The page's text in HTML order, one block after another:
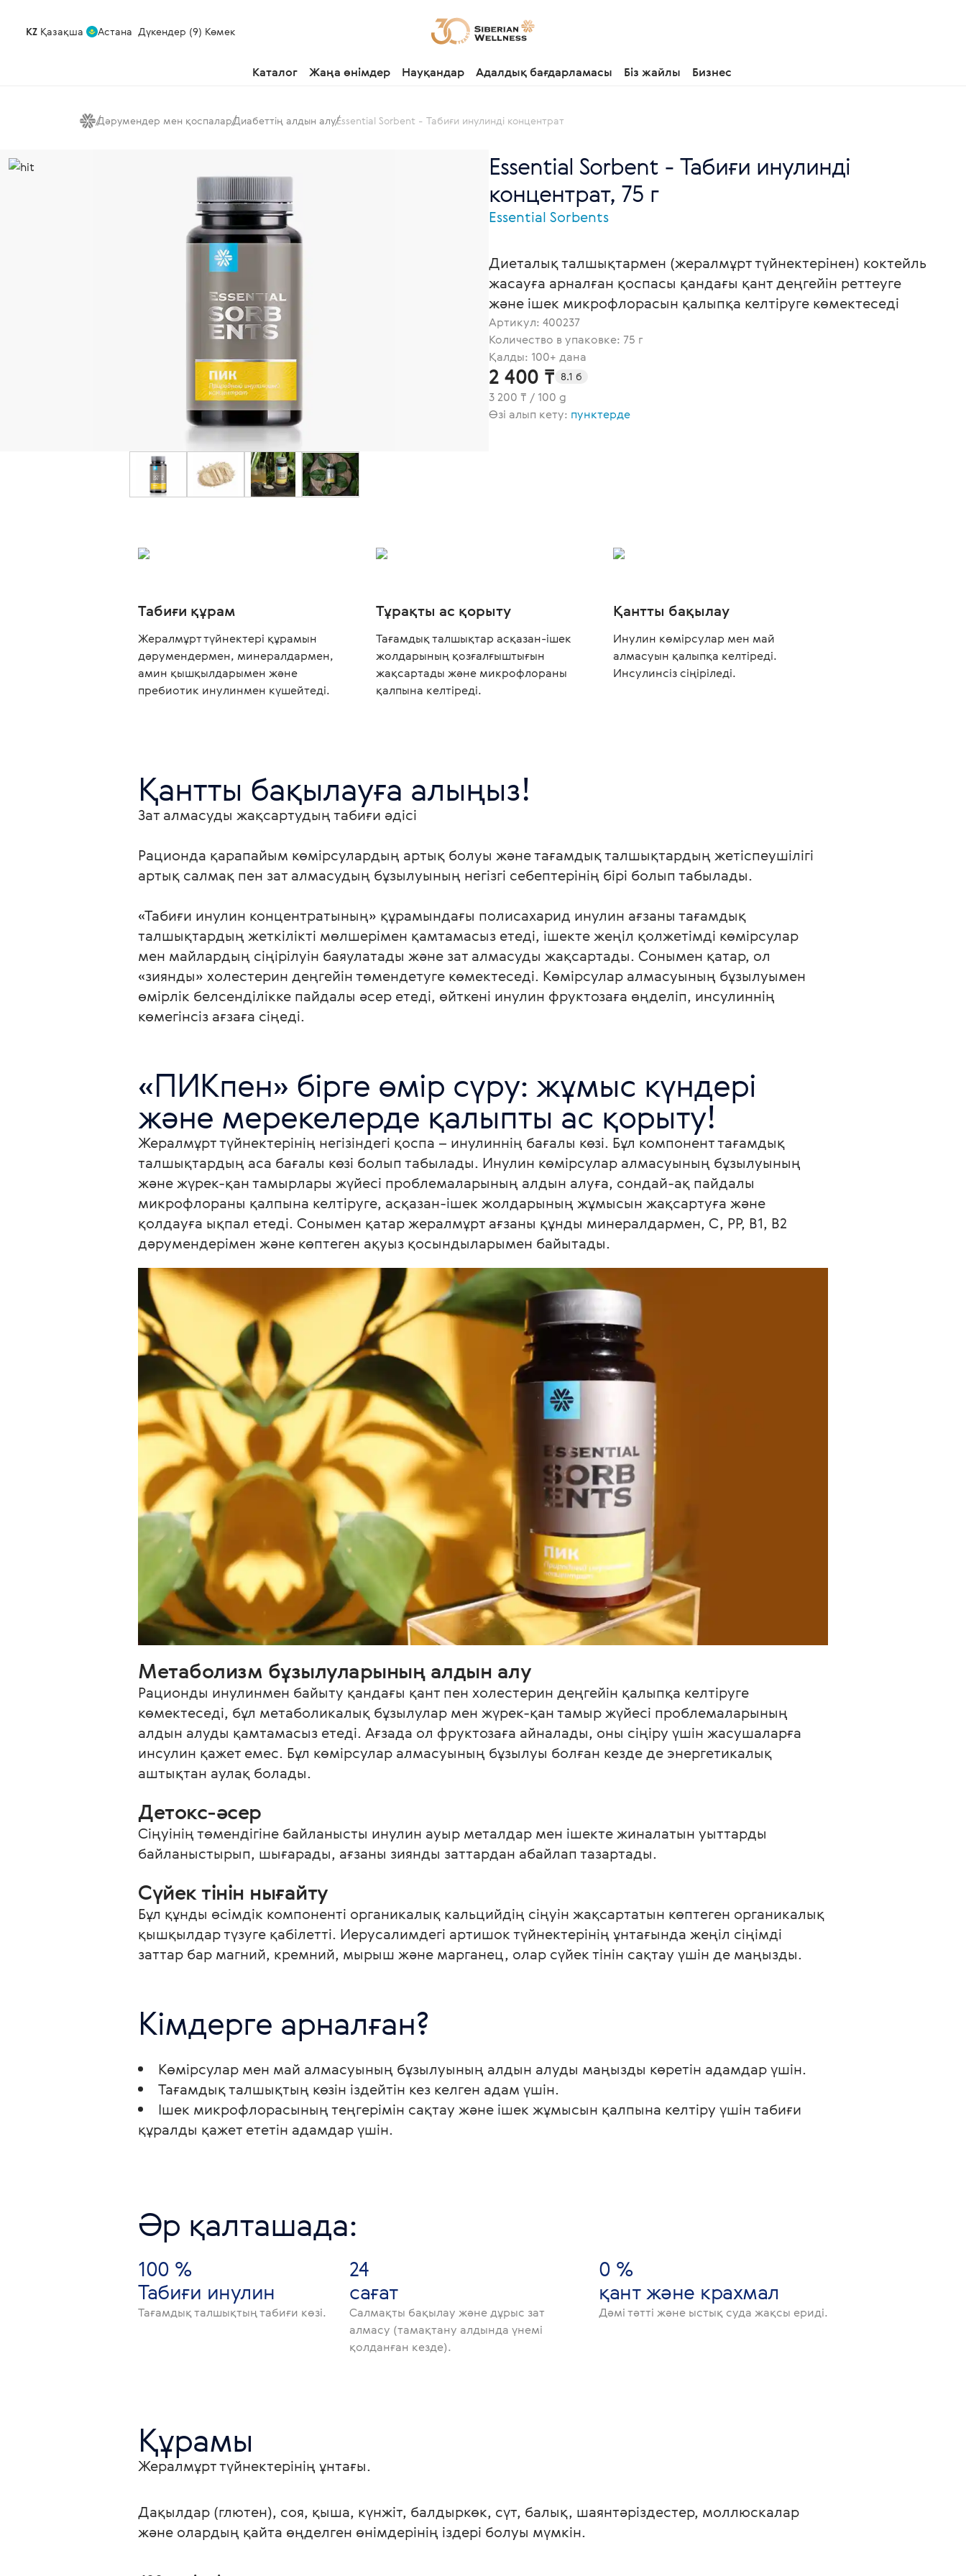
KZ Қазақша Астана Дүкендер (9) Көмек
Каталог Жаңа өнімдер Науқандар Адалдық бағдарламасы Біз жайлы Бизнес
Дәрумендер мен қоспаларДиабеттің алдын алуEssential Sorbent - Табиғи инулинді концентрат
Essential Sorbent - Табиғи инулинді
концентрат, 75 г
Essential Sorbents
Диеталық талшықтармен (жералмұрт түйнектерінен) коктейль
жасауға арналған қоспасы қандағы қант деңгейін реттеуге
және ішек микрофлорасын қалыпқа келтіруге көмектеседі
Артикул: 400237
Количество в упаковке: 75 г
Қалды: 100+ дана
2 400 ₸ 8.1 б
3 200 ₸ / 100 g
Өзі алып кету: пунктерде
Табиғи құрам
Жералмұрт түйнектері құрамын
дәрумендермен, минералдармен,
амин қышқылдарымен және
пребиотик инулинмен күшейтеді.
Тұрақты ас қорыту
Тағамдық талшықтар асқазан-ішек
жолдарының қозғалғыштығын
жақсартады және микрофлораны
қалпына келтіреді.
Қантты бақылау
Инулин көмірсулар мен май
алмасуын қалыпқа келтіреді.
Инсулинсіз сіңіріледі.
Қантты бақылауға алыңыз!
Зат алмасуды жақсартудың табиғи әдісі
Рационда қарапайым көмірсулардың артық болуы және тағамдық талшықтардың жетіспеушілігі
артық салмақ пен зат алмасудың бұзылуының негізгі себептерінің бірі болып табылады.
«Табиғи инулин концентратының» құрамындағы полисахарид инулин ағзаны тағамдық
талшықтардың жеткілікті мөлшерімен қамтамасыз етеді, ішекте жеңіл қолжетімді көмірсулар
мен майлардың сіңірілуін баяулатады және зат алмасуды жақсартады. Сонымен қатар, ол
«зиянды» холестерин деңгейін төмендетуге көмектеседі. Көмірсулар алмасуының бұзылуымен
өмірлік белсенділікке пайдалы әсер етеді, өйткені инулин фруктозаға өңделіп, инсулиннің
көмегінсіз ағзаға сіңеді.
«ПИКпен» бірге өмір сүру: жұмыс күндері
және мерекелерде қалыпты ас қорыту!
Жералмұрт түйнектерінің негізіндегі қоспа – инулиннің бағалы көзі. Бұл компонент тағамдық
талшықтардың аса бағалы көзі болып табылады. Инулин көмірсулар алмасуының бұзылуының
және жүрек-қан тамырлары жүйесі проблемаларының алдын алуға, сондай-ақ пайдалы
микрофлораны қалпына келтіруге, асқазан-ішек жолдарының жұмысын жақсартуға және
қолдауға ықпал етеді. Сонымен қатар жералмұрт ағзаны құнды минералдармен, С, РР, В1, В2
дәрумендерімен және көптеген ақуыз қосындыларымен байытады.
Метаболизм бұзылуларының алдын алу
Рационды инулинмен байыту қандағы қант пен холестерин деңгейін қалыпқа келтіруге
көмектеседі, бұл метаболикалық бұзылулар мен жүрек-қан тамыр жүйесі проблемаларының
алдын алуды қамтамасыз етеді. Ағзада ол фруктозаға айналады, оны сіңіру үшін жасушаларға
инсулин қажет емес. Бұл көмірсулар алмасуының бұзылуы болған кезде де энергетикалық
аштықтан аулақ болады.
Детокс-әсер
Сіңуінің төмендігіне байланысты инулин ауыр металдар мен ішекте жиналатын уыттарды
байланыстырып, шығарады, ағзаны зиянды заттардан абайлап тазартады.
Сүйек тінін нығайту
Бұл құнды өсімдік компоненті органикалық кальцийдің сіңуін жақсартатын көптеген органикалық
қышқылдар түзуге қабілетті. Иерусалимдегі артишок түйнектерінің ұнтағында жеңіл сіңімді
заттар бар магний, кремний, мырыш және марганец, олар сүйек тінін сақтау үшін де маңызды.
Кімдерге арналған?
Көмірсулар мен май алмасуының бұзылуының алдын алуды маңызды көретін адамдар үшін.
Тағамдық талшықтың көзін іздейтін кез келген адам үшін.
Ішек микрофлорасының теңгерімін сақтау және ішек жұмысын қалпына келтіру үшін табиғи
құралды қажет ететін адамдар үшін.
Әр қалташада:
100 %
Табиғи инулин
Тағамдық талшықтың табиғи көзі.
24
сағат
Салмақты бақылау және дұрыс зат
алмасу (тамақтану алдында үнемі
қолданған кезде).
0 %
қант және крахмал
Дәмі тәтті және ыстық суда жақсы ериді.
Құрамы
Жералмұрт түйнектерінің ұнтағы.
Дақылдар (глютен), соя, қыша, күнжіт, балдыркөк, сүт, балық, шаянтәріздестер, моллюскалар
және олардың қайта өңделген өнімдерінің іздері болуы мүмкін.